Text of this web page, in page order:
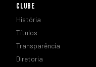
CLUBE
História
Títulos
Transparência
Diretoria